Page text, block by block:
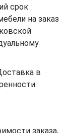
срок
на заказ
в
заказа,